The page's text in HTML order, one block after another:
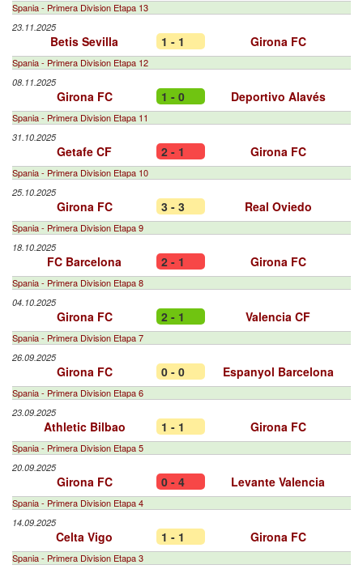
Spania - Primera Division Etapa 13
23.11.2025
Betis Sevilla 1 - 1 Girona FC
Spania - Primera Division Etapa 12
08.11.2025
Girona FC 1 - 0 Deportivo Alavés
Spania - Primera Division Etapa 11
31.10.2025
Getafe CF 2 - 1 Girona FC
Spania - Primera Division Etapa 10
25.10.2025
Girona FC 3 - 3 Real Oviedo
Spania - Primera Division Etapa 9
18.10.2025
FC Barcelona 2 - 1 Girona FC
Spania - Primera Division Etapa 8
04.10.2025
Girona FC 2 - 1 Valencia CF
Spania - Primera Division Etapa 7
26.09.2025
Girona FC 0 - 0 Espanyol Barcelona
Spania - Primera Division Etapa 6
23.09.2025
Athletic Bilbao 1 - 1 Girona FC
Spania - Primera Division Etapa 5
20.09.2025
Girona FC 0 - 4 Levante Valencia
Spania - Primera Division Etapa 4
14.09.2025
Celta Vigo 1 - 1 Girona FC
Spania - Primera Division Etapa 3